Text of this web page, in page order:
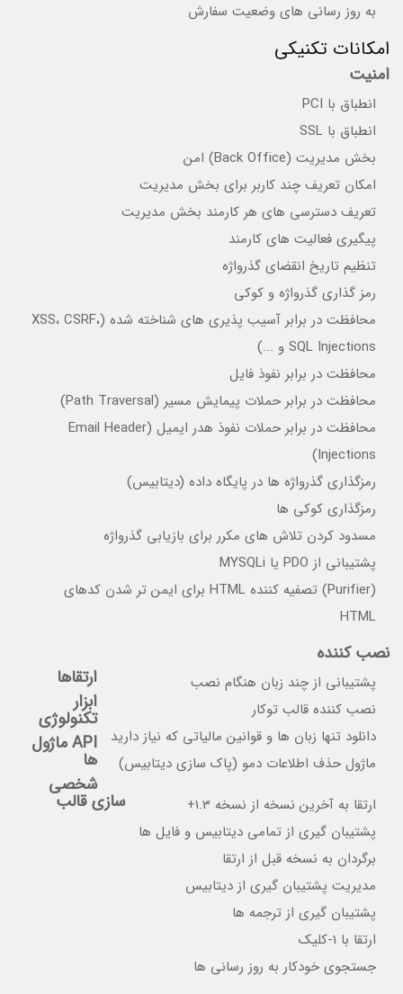
به روز رسانی های وضعیت سفارش
امکانات تکنیکی
امنیت
انطباق با PCI
انطباق با SSL
بخش مدیریت (Back Office) امن
امکان تعریف چند کاربر برای بخش مدیریت
تعریف دسترسی های هر کارمند بخش مدیریت
پیگیری فعالیت های کارمند
تنظیم تاریخ انقضای گذرواژه
رمز گذاری گذرواژه و کوکی
محافظت در برابر آسیب پذیری های شناخته شده (XSS، CSRF،
SQL Injections و ...)
محافظت در برابر نفوذ فایل
محافظت در برابر حملات پیمایش مسیر (Path Traversal)
محافظت در برابر حملات نفوذ هدر ایمیل (Email Header
Injections)
رمزگذاری گذرواژه ها در پایگاه داده (دیتابیس)
رمزگذاری کوکی ها
مسدود کردن تلاش های مکرر برای بازیابی گذرواژه
پشتیبانی از PDO یا MYSQLi
(Purifier) تصفیه کننده HTML برای ایمن تر شدن کدهای
HTML
نصب کننده
پشتیبانی از چند زبان هنگام نصب
نصب کننده قالب توکار
دانلود تنها زبان ها و قوانین مالیاتی که نیاز دارید
ماژول حذف اطلاعات دمو (پاک سازی دیتابیس)
ارتقاها
ارتقا به آخرین نسخه از نسخه 1.3+
پشتیبان گیری از تمامی دیتابیس و فایل ها
برگردان به نسخه قبل از ارتقا
مدیریت پشتیبان گیری از دیتابیس
پشتیبان گیری از ترجمه ها
ارتقا با 1-کلیک
جستجوی خودکار به روز رسانی ها
ابزار
تکنولوژی
API ماژول
ها
شخصی
سازی قالب